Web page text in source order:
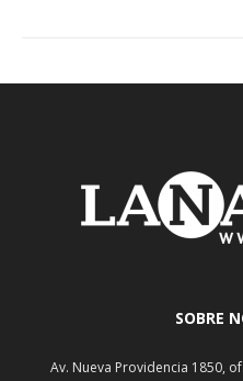
SOBRE
Av. Nueva Providencia 1850,